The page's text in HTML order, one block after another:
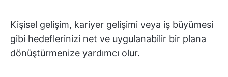
Kişisel gelişim, kariyer gelişimi veya iş büyümesi
gibi hedeflerinizi net ve uygulanabilir bir plana
dönüştürmenize yardımcı olur.